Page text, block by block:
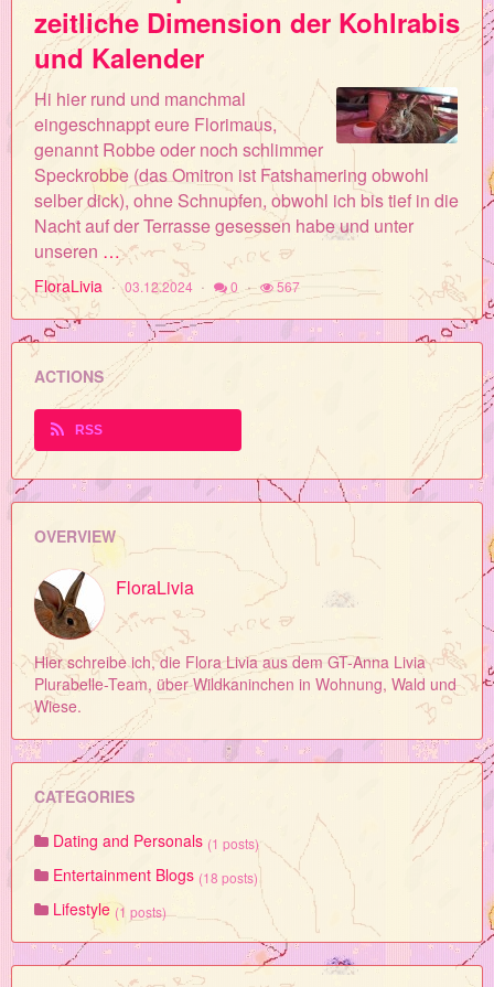
zeitliche Dimension der Kohlrabis
und Kalender
Hi hier rund und manchmal
eingeschnappt eure Florimaus,
genannt Robbe oder noch schlimmer
Speckrobbe (das Omitron ist Fatshamering obwohl
selber dick), ohne Schnupfen, obwohl ich bis tief in die
Nacht auf der Terrasse gesessen habe und unter
unseren …
FloraLivia 03.12.2024 0 567
ACTIONS
RSS
OVERVIEW
FloraLivia
Hier schreibe ich, die Flora Livia aus dem GT-Anna Livia
Plurabelle-Team, über Wildkaninchen in Wohnung, Wald und
Wiese.
CATEGORIES
Dating and Personals (1 posts)
Entertainment Blogs (18 posts)
Lifestyle (1 posts)